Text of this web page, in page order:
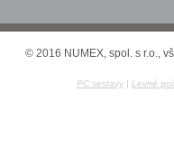
© 2016 NUMEX, spol. s r.o.,
PC sestavy | Levné